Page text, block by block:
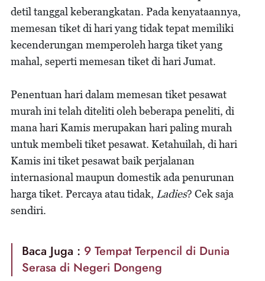
detil tanggal keberangkatan. Pada kenyataannya,
memesan tiket di hari yang tidak tepat memiliki
kecenderungan memperoleh harga tiket yang
mahal, seperti memesan tiket di hari Jumat.
Penentuan hari dalam memesan tiket pesawat
murah ini telah diteliti oleh beberapa peneliti, di
mana hari Kamis merupakan hari paling murah
untuk membeli tiket pesawat. Ketahuilah, di hari
Kamis ini tiket pesawat baik perjalanan
internasional maupun domestik ada penurunan
harga tiket. Percaya atau tidak, Ladies? Cek saja
sendiri.
Baca Juga : 9 Tempat Terpencil di Dunia
Serasa di Negeri Dongeng